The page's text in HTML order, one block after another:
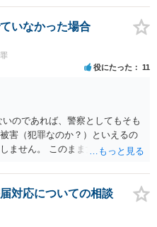
。
いなかった場合
役にたった 11
のであれば、警察としてもそも
害（犯罪なのか？）といえるの
ません。 このまま女性から警察
対応についての相談